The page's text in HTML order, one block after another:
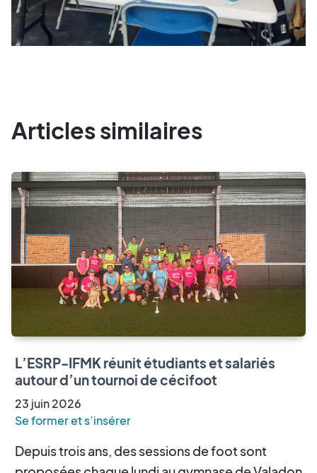
Articles similaires
L’ESRP-IFMK réunit étudiants et salariés
autour d’un tournoi de cécifoot
23 juin2026
Se former et s’insérer
Depuis trois ans, des sessions de foot sont